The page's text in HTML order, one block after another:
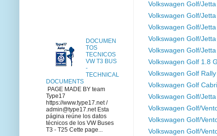
Volkswagen Golf/
Volkswagen Golf/
Volkswagen Golf/
Volkswagen Golf/
Volkswagen Golf/
Volkswagen Golf 1.8
Volkswagen Golf
Volkswagen Golf
Volkswagen Golf/
Volkswagen Golf/
Volkswagen Golf/
Volkswagen Golf/
DOCUMEN
TOS
TECNICOS
VW T3 BUS
-
TECHNICAL
DOCUMENTS
PAGE MADE BY team
Type17
https://www.type17.net /
admin@type17.net Esta
página reúne los datos
técnicos de los VW Buses
T3 - T25 Cette page...